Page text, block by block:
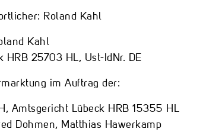
Roland Kahl
Kahl
HRB 25703 HL, Ust-IdNr. DE
im Auftrag der:
Amtsgericht Lübeck HRB 15355 HL
Dohmen, Matthias Hawerkamp